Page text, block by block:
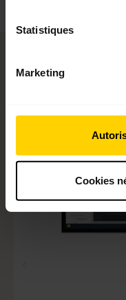
Statistiques
Marketing
Cookies